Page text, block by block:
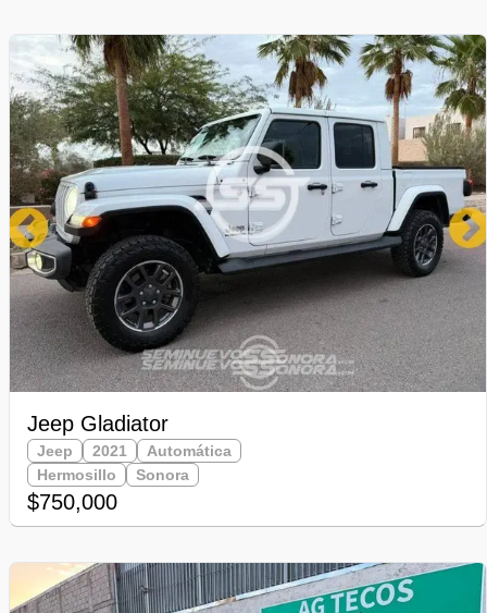
Jeep Gladiator
Jeep 2021
Automática
Hermosillo
Sonora
$750,000